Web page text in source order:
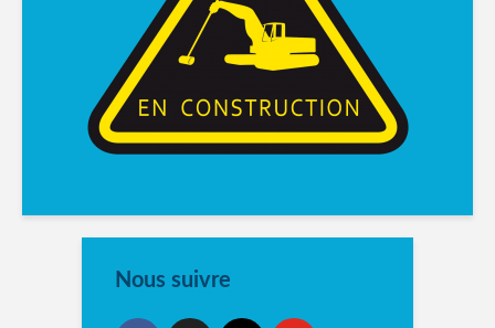
Nous suivre